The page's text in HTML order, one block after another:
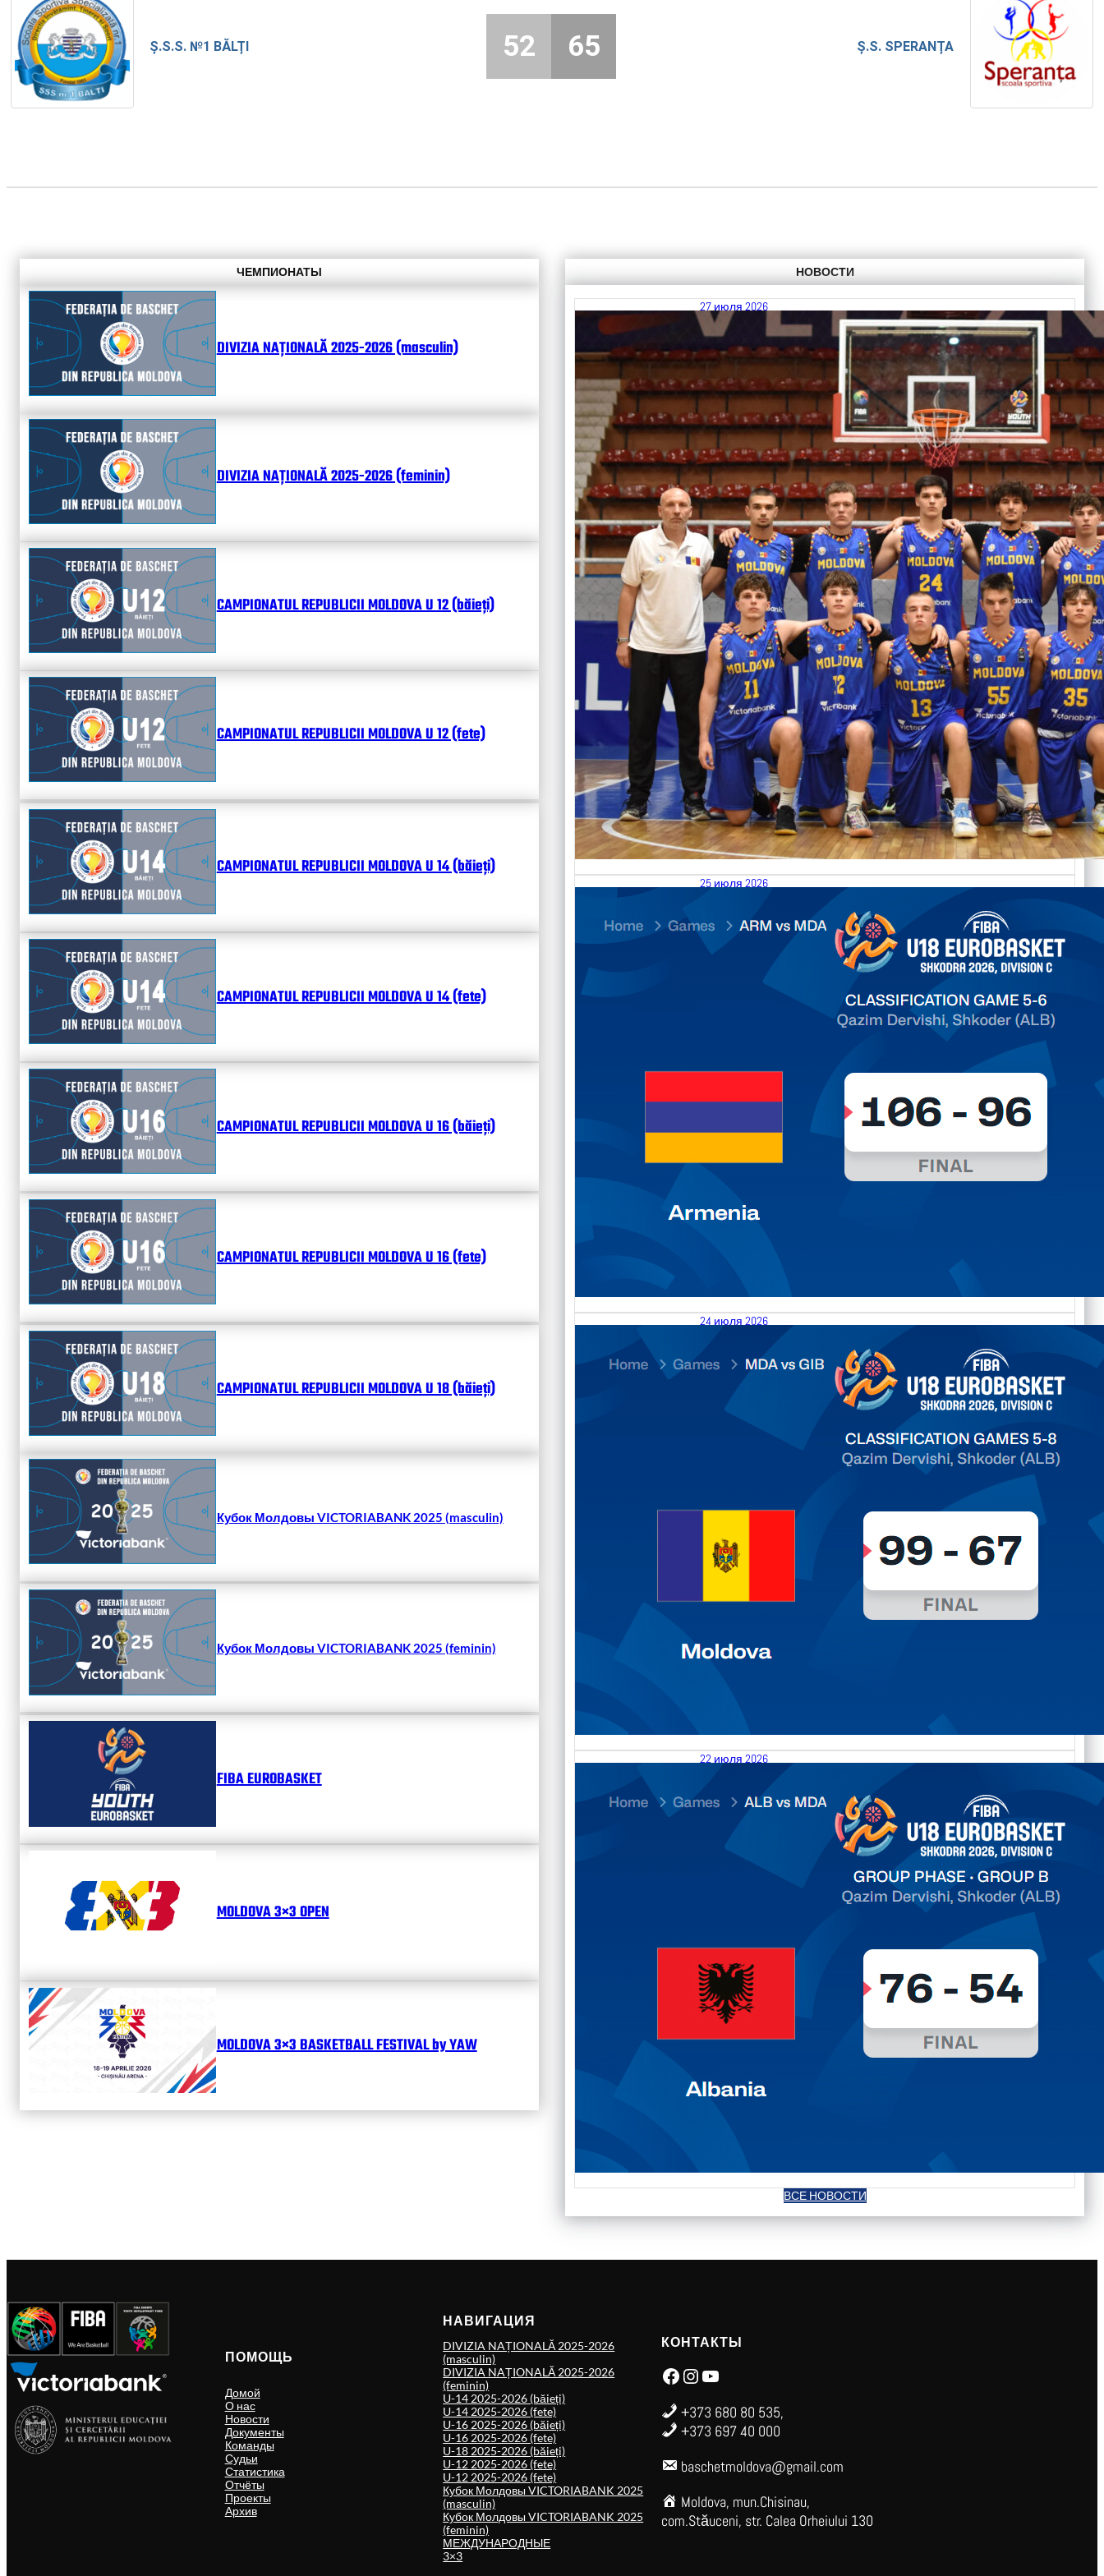
Ș.S.S. №1 BĂLȚI Ș.S. SPERANȚA
52 65
ЧЕМПИОНАТЫ
DIVIZIA NAȚIONALĂ 2025-2026 (masculin)
DIVIZIA NAȚIONALĂ 2025-2026 (feminin)
CAMPIONATUL REPUBLICII MOLDOVA U 12 (băieți)
CAMPIONATUL REPUBLICII MOLDOVA U 12 (fete)
CAMPIONATUL REPUBLICII MOLDOVA U 14 (băieți)
CAMPIONATUL REPUBLICII MOLDOVA U 14 (fete)
CAMPIONATUL REPUBLICII MOLDOVA U 16 (băieți)
CAMPIONATUL REPUBLICII MOLDOVA U 16 (fete)
CAMPIONATUL REPUBLICII MOLDOVA U 18 (băieți)
Кубок Молдовы VICTORIABANK 2025 (masculin)
Кубок Молдовы VICTORIABANK 2025 (feminin)
FIBA EUROBASKET
MOLDOVA 3×3 OPEN
MOLDOVA 3×3 BASKETBALL FESTIVAL by YAW
НОВОСТИ
27 июля 2026
Итоги FIBA U18 EuroBasket 2026, Division C
25 июля 2026
26.07.2026 Armenia vs Moldova FIBA U18 EuroBasket 2026,
Division C
Читать далее
24 июля 2026
25.07.2026 Moldova vs Gibraltar FIBA U18 EuroBasket 2026,
Division C
Читать далее
22 июля 2026
23.07.2026 Albania vs Moldova FIBA U18 EuroBasket 2026,
Division C
Читать далее
ВСЕ НОВОСТИ
ПОМОЩЬ
Домой
О нас
Новости
Документы
Команды
Судьи
Статистика
Отчёты
Проекты
Архив
НАВИГАЦИЯ
DIVIZIA NAȚIONALĂ 2025-2026
(masculin)
DIVIZIA NAȚIONALĂ 2025-2026
(feminin)
U-14 2025-2026 (băieți)
U-14 2025-2026 (fete)
U-16 2025-2026 (băieți)
U-16 2025-2026 (fete)
U-18 2025-2026 (băieți)
U-12 2025-2026 (fete)
U-12 2025-2026 (fete)
Кубок Молдовы VICTORIABANK 2025
(masculin)
Кубок Молдовы VICTORIABANK 2025
(feminin)
МЕЖДУНАРОДНЫЕ
3×3
КОНТАКТЫ
Facebook Instagram YouTube
+373 680 80 535,
+373 697 40 000
baschetmoldova@gmail.com
Moldova, mun.Chisinau,
com.Stăuceni, str. Calea Orheiului 130